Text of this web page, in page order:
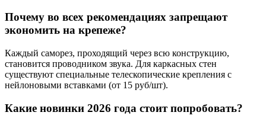
Почему во всех рекомендациях запрещают
экономить на крепеже?
Каждый саморез, проходящий через всю конструкцию,
становится проводником звука. Для каркасных стен
существуют специальные телескопические крепления с
нейлоновыми вставками (от 15 руб/шт).
Какие новинки 2026 года стоит попробовать?